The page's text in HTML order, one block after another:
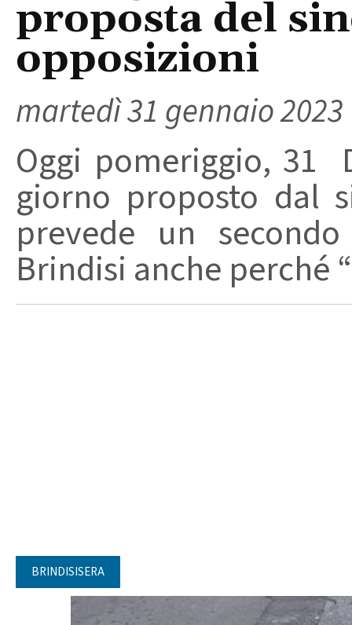
proposta del
opposizioni
martedì 31 gennaio 2023
Oggi pomeriggio, 31
giorno proposto dal
prevede un
Brindisi anche perché
BRINDISISERA